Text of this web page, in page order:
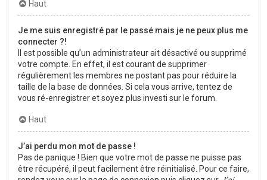
Haut
Je me suis enregistré par le passé mais je ne peux plus me
connecter ?!
Il est possible qu’un administrateur ait désactivé ou supprimé
votre compte. En effet, il est courant de supprimer
régulièrement les membres ne postant pas pour réduire la
taille de la base de données. Si cela vous arrive, tentez de
vous ré-enregistrer et soyez plus investi sur le forum.
Haut
J’ai perdu mon mot de passe !
Pas de panique ! Bien que votre mot de passe ne puisse pas
être récupéré, il peut facilement être réinitialisé. Pour ce faire,